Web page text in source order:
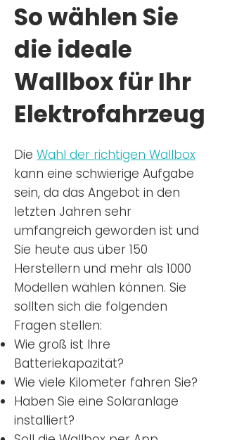
So wählen Sie
die ideale
Wallbox für Ihr
Elektrofahrzeug
Die Wahl der richtigen Wallbox
kann eine schwierige Aufgabe
sein, da das Angebot in den
letzten Jahren sehr
umfangreich geworden ist und
Sie heute aus über 150
Herstellern und mehr als 1000
Modellen wählen können. Sie
sollten sich die folgenden
Fragen stellen:
Wie groß ist Ihre
Batteriekapazität?
Wie viele Kilometer fahren Sie?
Haben Sie eine Solaranlage
installiert?